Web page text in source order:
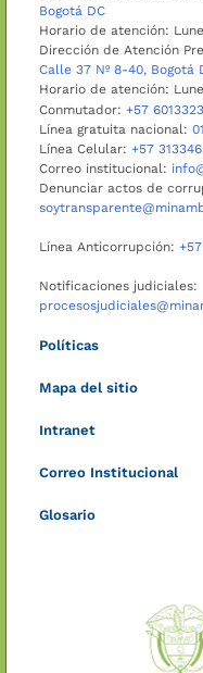
Bogotá DC
Horario de atención:
Dirección de Atención
Calle 37 Nº 8-40, Bogotá
Horario de atención:
Conmutador: +57
Línea gratuita nacional:
Línea Celular: +57
Correo institucional:
Denunciar actos de
Línea Anticorrupción:
Notificaciones judiciales:
Políticas
Mapa del sitio
Intranet
Correo Institucional
Glosario